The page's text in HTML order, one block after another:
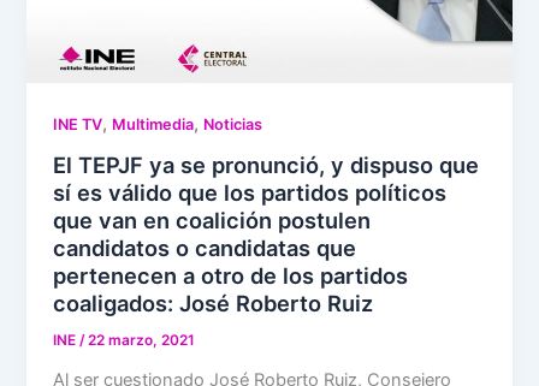
INE TV, Multimedia, Noticias
El TEPJF ya se pronunció, y dispuso que
sí es válido que los partidos políticos
que van en coalición postulen
candidatos o candidatas que
pertenecen a otro de los partidos
coaligados: José Roberto Ruiz
INE/22 marzo, 2021
Al ser cuestionado José Roberto Ruiz, Consejero